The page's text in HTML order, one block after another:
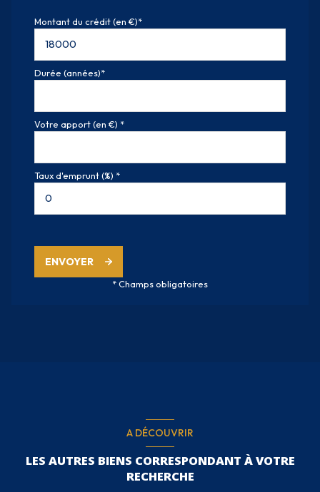
Montant du crédit (en €)*
Durée (années)*
Votre apport (en €) *
Taux d'emprunt (%) *
ENVOYER
* Champs obligatoires
A DÉCOUVRIR
LES AUTRES BIENS CORRESPONDANT À VOTRE
RECHERCHE